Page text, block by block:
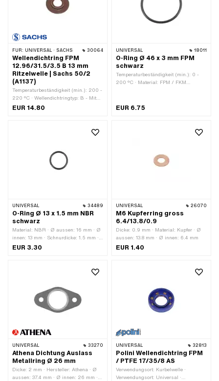
FÜR: UNIVERSAL · SACHS 30064
Wellendichtring FPM
12.96/31.5/3.5 B 13 mm
Ritzelwelle | Sachs 50/2
(A1137)
Temperaturbeständigkeit (min.): 200 -
220 °C · Wellendichtringtyp: B - Mit
Blech-Aussenmantel / einer
Verwendungsort: Ritzelwelle
EUR 14.80
UNIVERSAL 18011
O-Ring Ø 46 x 3 mm FPM
schwarz
Temperaturbeständigkeit (min.): 0 -
200 °C · Material: FPM / FKM
52 mm · Ø innen: 46 mm ·
EUR 6.75
UNIVERSAL 34489
O-Ring Ø 13 x 1.5 mm NBR
schwarz
Material: NBR · Ø aussen: 16 mm · Ø
innen: 13 mm · Schnurdicke: 1.5 mm ·
Härte: 70 Shore
EUR 3.30
UNIVERSAL 26070
M6 Kupferring gross
6.4/13.8/0.9
Dicke: 0.9 mm · Material: Kupfer · Ø
aussen: 13.8 mm · Ø innen: 6.4 mm
EUR 1.40
UNIVERSAL 33270
Athena Dichtung Auslass
Metallring Ø 26 mm
Dicke: 2 mm · Hersteller: Athena · Ø
aussen: 37.4 mm · Ø innen: 26 mm ·
UNIVERSAL 32813
Polini Wellendichtring FPM
/ PTFE 17/35/8 AS
Verwendungsort: Kurbelwelle ·
Verwendungsort: Universal ·